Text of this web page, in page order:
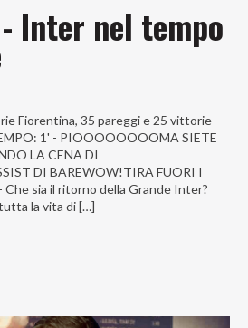
Inter nel tempo
Fiorentina, 35 pareggi e 25 vittorie
1' - PIOOOOOOOOMA SIETE
LA CENA DI
DI BAREWOW!TIRA FUORI I
sia il ritorno della Grande Inter?
la vita di […]